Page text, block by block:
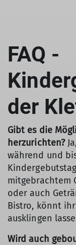
FAQ -
der
Gibt es die
herzurichten?
während und
mitgebrachtem
oder auch
Bistro, könnt
ausklingen
Wird auch